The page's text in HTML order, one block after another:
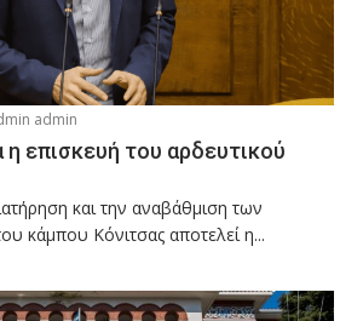
admin
η επισκευή του αρδευτικού
και την αναβάθμιση των
κάμπου Κόνιτσας αποτελεί η...